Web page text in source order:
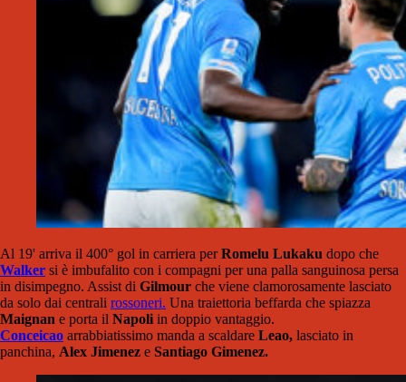
Al 19' arriva il 400° gol in carriera perRomelu Lukaku dopo che
Walker si è imbufalito con i compagni per una palla sanguinosa persa
in disimpegno. Assist di Gilmour che viene clamorosamente lasciato
da solo dai centrali rossoneri. Una traiettoria beffarda che spiazza
Maignan e porta il Napoli in doppio vantaggio.
Conceicao arrabbiatissimo manda a scaldare Leao, lasciato in
panchina, Alex Jimenez e Santiago Gimenez.